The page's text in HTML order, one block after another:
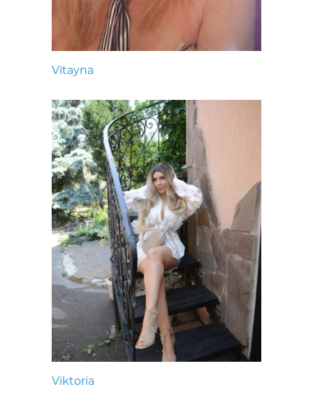
Vitayna
Viktoria